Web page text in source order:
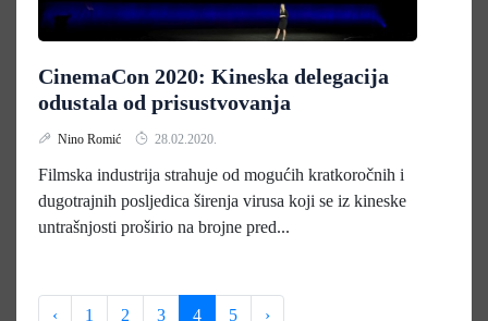
CinemaCon 2020: Kineska delegacija
odustala od prisustvovanja
Nino Romić 28.02.2020.
Filmska industrija strahuje od mogućih kratkoročnih i
dugotrajnih posljedica širenja virusa koji se iz kineske
untrašnjosti proširio na brojne pred...
‹ 1 2 3 4 5 ›